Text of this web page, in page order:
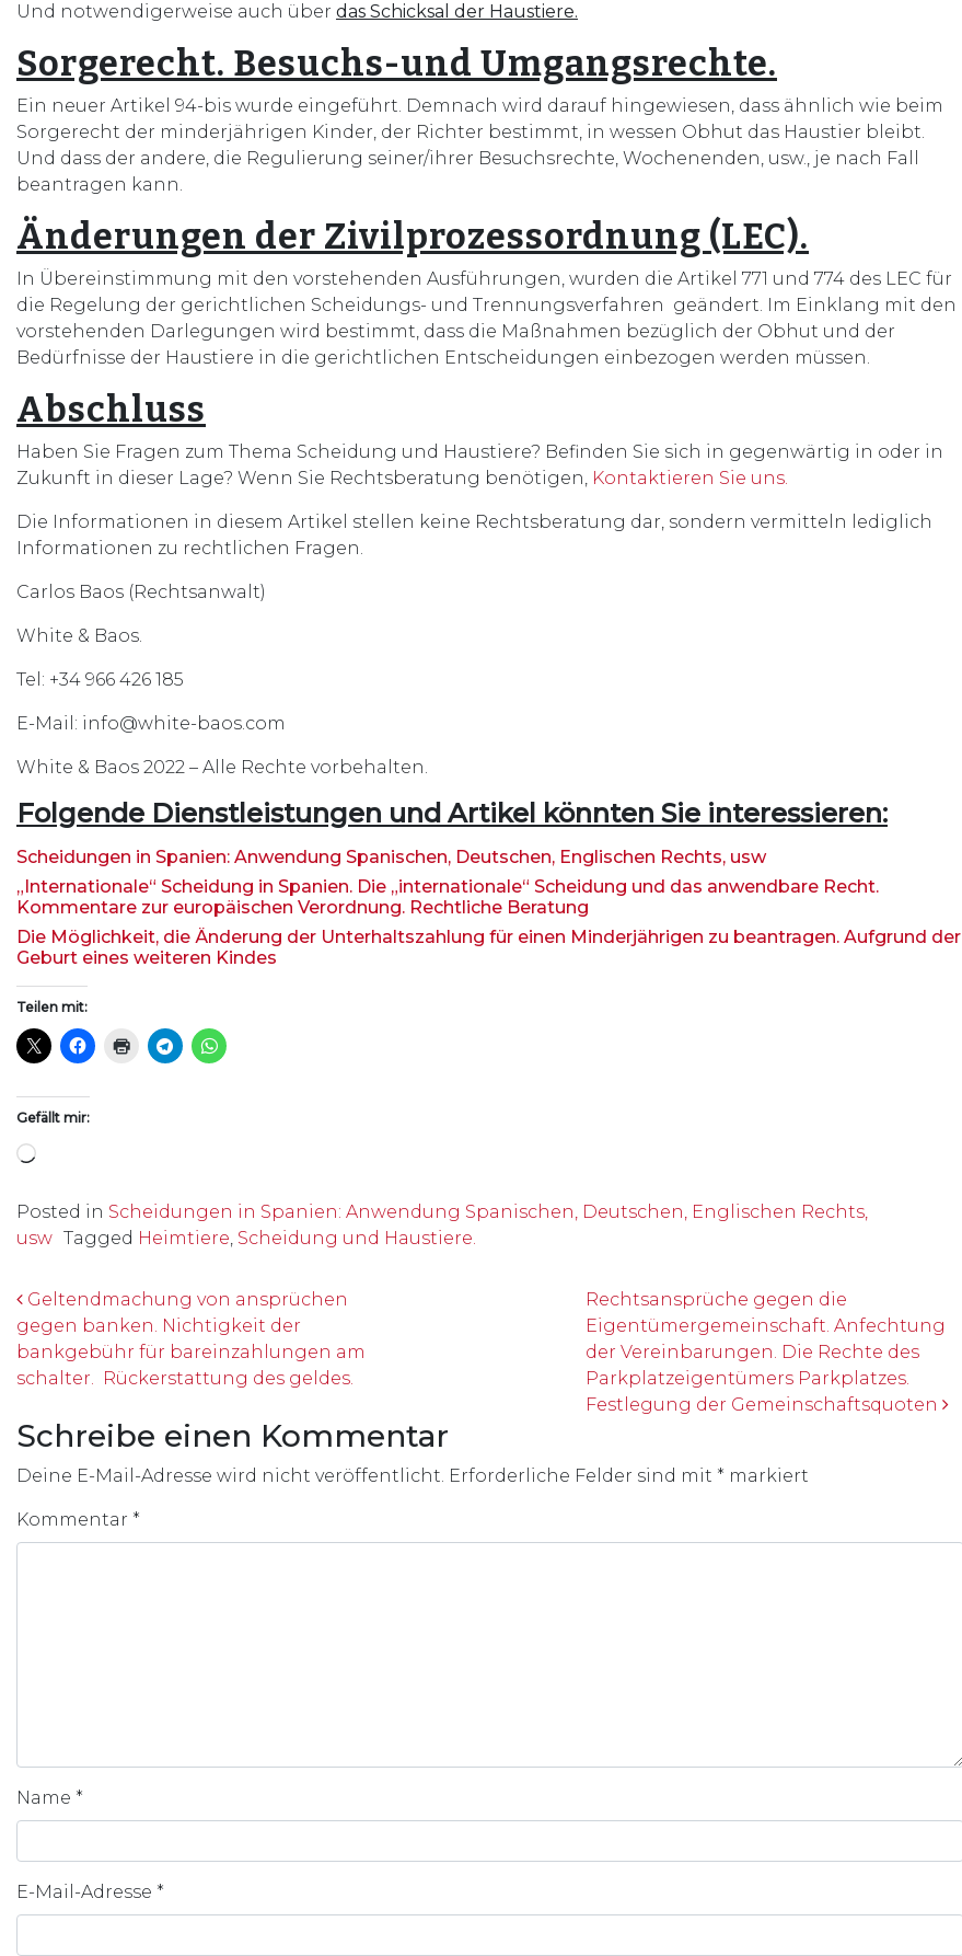
Und notwendigerweise auch über das Schicksal der Haustiere.
Sorgerecht. Besuchs-und Umgangsrechte.
Ein neuer Artikel 94-bis wurde eingeführt. Demnach wird darauf hingewiesen, dass ähnlich wie beim
Sorgerecht der minderjährigen Kinder, der Richter bestimmt, in wessen Obhut das Haustier bleibt.
Und dass der andere, die Regulierung seiner/ihrer Besuchsrechte, Wochenenden, usw., je nach Fall
beantragen kann.
Änderungen der Zivilprozessordnung (LEC).
In Übereinstimmung mit den vorstehenden Ausführungen, wurden die Artikel 771 und 774 des LEC für
die Regelung der gerichtlichen Scheidungs- und Trennungsverfahren geändert. Im Einklang mit den
vorstehenden Darlegungen wird bestimmt, dass die Maßnahmen bezüglich der Obhut und der
Bedürfnisse der Haustiere in die gerichtlichen Entscheidungen einbezogen werden müssen.
Abschluss
Haben Sie Fragen zum Thema Scheidung und Haustiere? Befinden Sie sich in gegenwärtig in oder in
Zukunft in dieser Lage? Wenn Sie Rechtsberatung benötigen, Kontaktieren Sie uns.
Die Informationen in diesem Artikel stellen keine Rechtsberatung dar, sondern vermitteln lediglich
Informationen zu rechtlichen Fragen.
Carlos Baos (Rechtsanwalt)
White & Baos.
Tel: +34 966 426 185
E-Mail: info@white-baos.com
White & Baos 2022 – Alle Rechte vorbehalten.
Folgende Dienstleistungen und Artikel könnten Sie interessieren:
Scheidungen in Spanien: Anwendung Spanischen, Deutschen, Englischen Rechts, usw
„Internationale“ Scheidung in Spanien. Die „internationale“ Scheidung und das anwendbare Recht.
Kommentare zur europäischen Verordnung. Rechtliche Beratung
Die Möglichkeit, die Änderung der Unterhaltszahlung für einen Minderjährigen zu beantragen. Aufgrund der
Geburt eines weiteren Kindes
Teilen mit:
Gefällt mir:
Wird geladen …
Posted in Scheidungen in Spanien: Anwendung Spanischen, Deutschen, Englischen Rechts,
usw Tagged Heimtiere, Scheidung und Haustiere.
Beitrags-Navigation
Geltendmachung von ansprüchen
gegen banken. Nichtigkeit der
bankgebühr für bareinzahlungen am
schalter. Rückerstattung des geldes.
Rechtsansprüche gegen die
Eigentümergemeinschaft. Anfechtung
der Vereinbarungen. Die Rechte des
Parkplatzeigentümers Parkplatzes.
Festlegung der Gemeinschaftsquoten
Schreibe einen Kommentar
Deine E-Mail-Adresse wird nicht veröffentlicht. Erforderliche Felder sind mit * markiert
Kommentar *
Name *
E-Mail-Adresse *